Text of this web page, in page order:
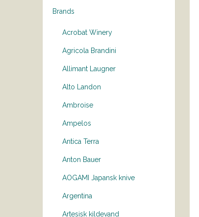
Brands
Acrobat Winery
Agricola Brandini
Allimant Laugner
Alto Landon
Ambroise
Ampelos
Antica Terra
Anton Bauer
AOGAMI Japansk knive
Argentina
Artesisk kildevand